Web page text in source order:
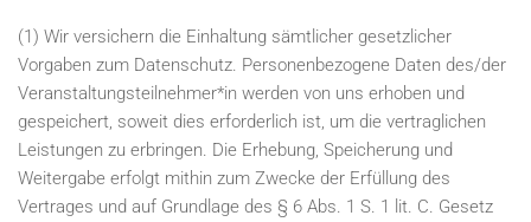
(1) Wir versichern die Einhaltung sämtlicher gesetzlicher
Vorgaben zum Datenschutz. Personenbezogene Daten des/der
Veranstaltungsteilnehmer*in werden von uns erhoben und
gespeichert, soweit dies erforderlich ist, um die vertraglichen
Leistungen zu erbringen. Die Erhebung, Speicherung und
Weitergabe erfolgt mithin zum Zwecke der Erfüllung des
Vertrages und auf Grundlage des § 6 Abs. 1 S. 1 lit. C. Gesetz